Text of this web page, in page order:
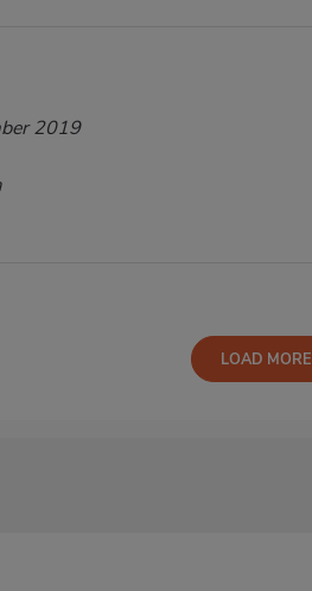
2019
LOAD MORE